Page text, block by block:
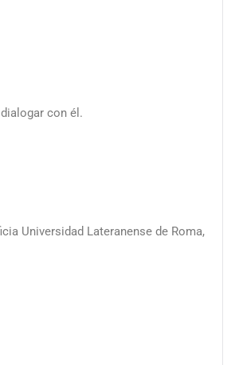
con él.
Universidad Lateranense de Roma,